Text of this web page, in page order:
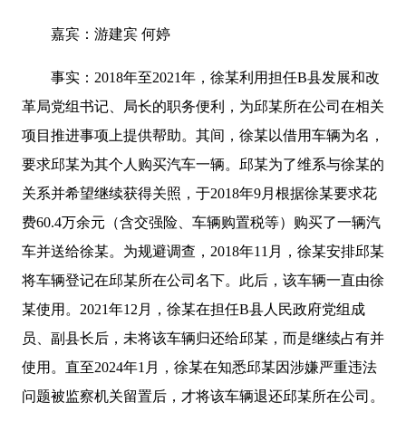
嘉宾：游建宾 何婷
事实：2018年至2021年，徐某利用担任B县发展和改
革局党组书记、局长的职务便利，为邱某所在公司在相关
项目推进事项上提供帮助。其间，徐某以借用车辆为名，
要求邱某为其个人购买汽车一辆。邱某为了维系与徐某的
关系并希望继续获得关照，于2018年9月根据徐某要求花
费60.4万余元（含交强险、车辆购置税等）购买了一辆汽
车并送给徐某。为规避调查，2018年11月，徐某安排邱某
将车辆登记在邱某所在公司名下。此后，该车辆一直由徐
某使用。2021年12月，徐某在担任B县人民政府党组成
员、副县长后，未将该车辆归还给邱某，而是继续占有并
使用。直至2024年1月，徐某在知悉邱某因涉嫌严重违法
问题被监察机关留置后，才将该车辆退还邱某所在公司。